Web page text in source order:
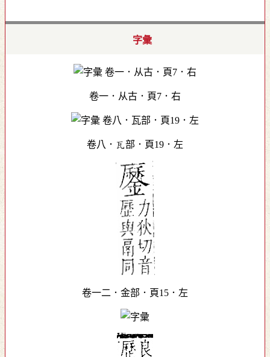
字彙
卷一．从古．頁7．右
卷八．瓦部．頁19．左
卷一二．金部．頁15．左